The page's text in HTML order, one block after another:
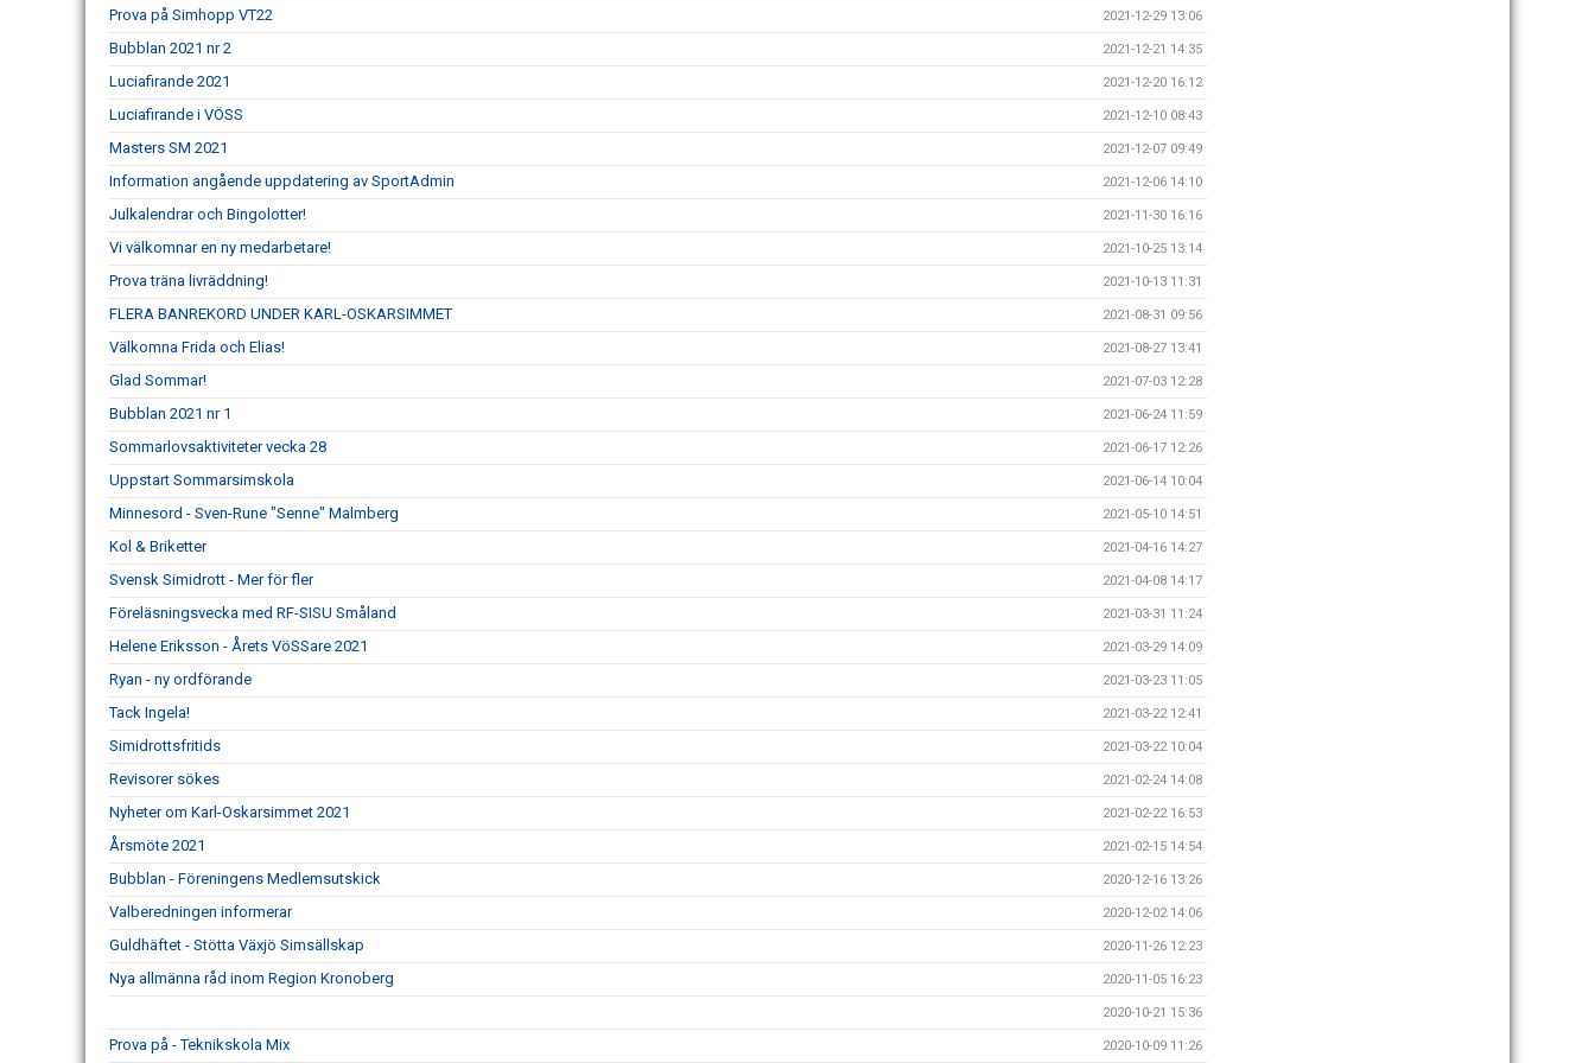
Prova på Simhopp VT22 2021-12-29 13:06
Bubblan 2021 nr 2 2021-12-21 14:35
Luciafirande 2021 2021-12-20 16:12
Luciafirande i VÖSS 2021-12-10 08:43
Masters SM 2021 2021-12-07 09:49
Information angående uppdatering av SportAdmin 2021-12-06 14:10
Julkalendrar och Bingolotter! 2021-11-30 16:16
Vi välkomnar en ny medarbetare! 2021-10-25 13:14
Prova träna livräddning! 2021-10-13 11:31
FLERA BANREKORD UNDER KARL-OSKARSIMMET 2021-08-31 09:56
Välkomna Frida och Elias! 2021-08-27 13:41
Glad Sommar! 2021-07-03 12:28
Bubblan 2021 nr 1 2021-06-24 11:59
Sommarlovsaktiviteter vecka 28 2021-06-17 12:26
Uppstart Sommarsimskola 2021-06-14 10:04
Minnesord - Sven-Rune "Senne" Malmberg 2021-05-10 14:51
Kol & Briketter 2021-04-16 14:27
Svensk Simidrott - Mer för fler 2021-04-08 14:17
Föreläsningsvecka med RF-SISU Småland 2021-03-31 11:24
Helene Eriksson - Årets VöSSare 2021 2021-03-29 14:09
Ryan - ny ordförande 2021-03-23 11:05
Tack Ingela! 2021-03-22 12:41
Simidrottsfritids 2021-03-22 10:04
Revisorer sökes 2021-02-24 14:08
Nyheter om Karl-Oskarsimmet 2021 2021-02-22 16:53
Årsmöte 2021 2021-02-15 14:54
Bubblan - Föreningens Medlemsutskick 2020-12-16 13:26
Valberedningen informerar 2020-12-02 14:06
Guldhäftet - Stötta Växjö Simsällskap 2020-11-26 12:23
Nya allmänna råd inom Region Kronoberg 2020-11-05 16:23
2020-10-21 15:36
Prova på - Teknikskola Mix 2020-10-09 11:26